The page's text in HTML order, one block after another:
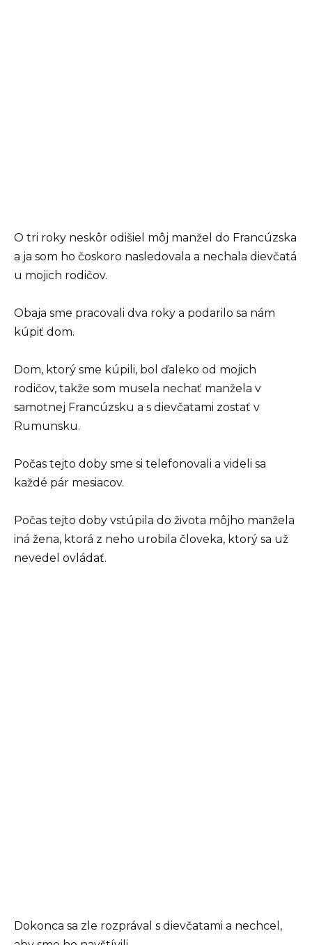
O tri roky neskôr odišiel môj manžel do Francúzska
a ja som ho čoskoro nasledovala a nechala dievčatá
u mojich rodičov.
Obaja sme pracovali dva roky a podarilo sa nám
kúpiť dom.
Dom, ktorý sme kúpili, bol ďaleko od mojich
rodičov, takže som musela nechať manžela v
samotnej Francúzsku a s dievčatami zostať v
Rumunsku.
Počas tejto doby sme si telefonovali a videli sa
každé pár mesiacov.
Počas tejto doby vstúpila do života môjho manžela
iná žena, ktorá z neho urobila človeka, ktorý sa už
nevedel ovládať.
Dokonca sa zle rozprával s dievčatami a nechcel,